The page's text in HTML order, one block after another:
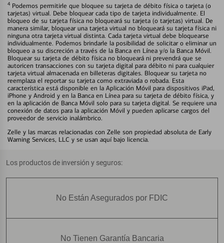
4 Podemos permitirle que bloquee su tarjeta de débito física o tarjeta (o
tarjetas) virtual. Debe bloquear cada tipo de tarjeta individualmente. El
bloqueo de su tarjeta física no bloqueará su tarjeta (o tarjetas) virtual. De
manera similar, bloquear una tarjeta virtual no bloqueará su tarjeta física ni
ninguna otra tarjeta virtual distinta. Cada tarjeta virtual debe bloquearse
individualmente. Podemos brindarle la posibilidad de solicitar o eliminar un
bloqueo a su discreción a través de la Banca en Línea y/o la Banca Móvil.
Bloquear su tarjeta de débito física no bloqueará ni prevendrá que se
autoricen transacciones con su tarjeta digital para débito ni para cualquier
tarjeta virtual almacenada en billeteras digitales. Bloquear su tarjeta no
reemplaza el reportar su tarjeta como extraviada o robada. Esta
característica está disponible en la Aplicación Móvil para dispositivos iPad,
iPhone y Android y en la Banca en Línea para su tarjeta de débito física, y
en la aplicación de Banca Móvil solo para su tarjeta digital. Se requiere una
conexión de datos para la aplicación Móvil y pueden aplicarse cargos del
proveedor de servicio inalámbrico.
Zelle y las marcas relacionadas con Zelle son propiedad absoluta de Early
Warning Services, LLC y se usan aquí bajo licencia.
Los productos de inversión y seguros:
No Están Asegurados por FDIC
No Tienen Garantía Bancaria